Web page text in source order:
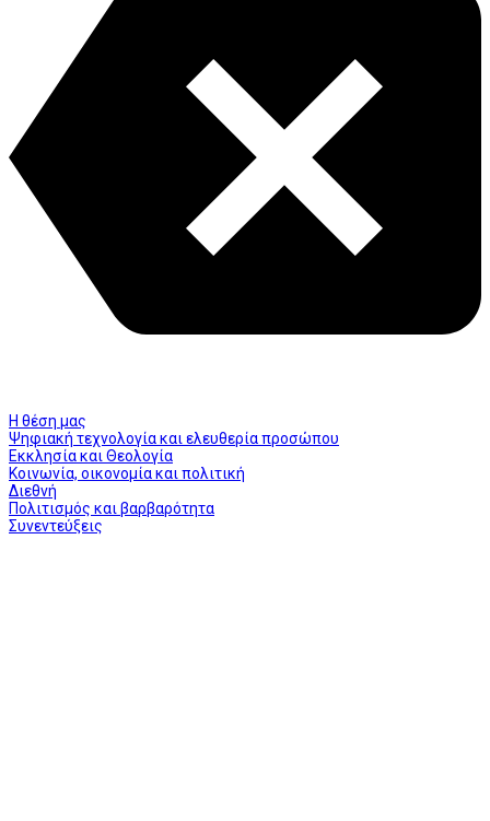
Η θέση μας
Ψηφιακή τεχνολογία και ελευθερία προσώπου
Εκκλησία και Θεολογία
Κοινωνία, οικονομία και πολιτική
Διεθνή
Πολιτισμός και βαρβαρότητα
Συνεντεύξεις